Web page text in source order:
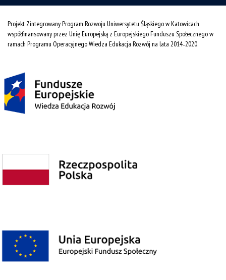
Projekt Zintegrowany Program Rozwoju Uniwersytetu Śląskiego w Katowicach
współfinansowany przez Unię Europejską z Europejskiego Funduszu Społecznego w
ramach Programu Operacyjnego Wiedza Edukacja Rozwój na lata 2014˗2020.